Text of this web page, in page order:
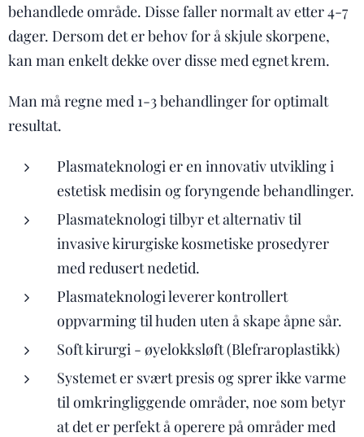
behandlede område. Disse faller normalt av etter 4-7
dager. Dersom det er behov for å skjule skorpene,
kan man enkelt dekke over disse med egnet krem.
Man må regne med 1-3 behandlinger for optimalt
resultat.
Plasmateknologi er en innovativ utvikling i
estetisk medisin og foryngende behandlinger.
Plasmateknologi tilbyr et alternativ til
invasive kirurgiske kosmetiske prosedyrer
med redusert nedetid.
Plasmateknologi leverer kontrollert
oppvarming til huden uten å skape åpne sår.
Soft kirurgi - øyelokksløft (Blefraroplastikk)
Systemet er svært presis og sprer ikke varme
til omkringliggende områder, noe som betyr
at det er perfekt å operere på områder med